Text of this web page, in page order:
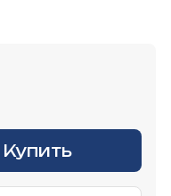
Купить